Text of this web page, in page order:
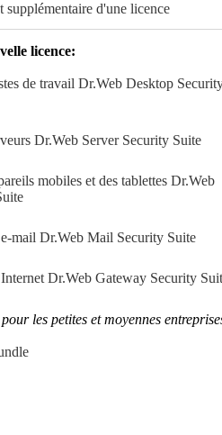
supplémentaire d'une licence
licence:
de travail Dr.Web Desktop
Dr.Web Server Security Suite
mobiles et des tablettes Dr.Web
mail Dr.Web Mail Security Suite
Dr.Web Gateway Security
les petites et moyennes